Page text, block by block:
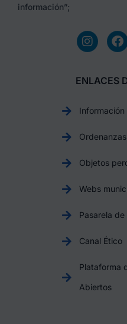
información”;
ENLACES
Ordenanzas
Objetos
Webs
Pasarela de
Canal Ético
Plataforma
Abiertos